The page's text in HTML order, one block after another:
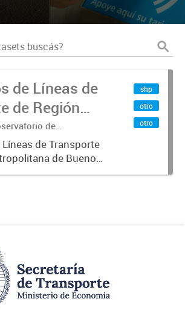
de Líneas de
de Región
de
(RMBA)
de
y Sistemasde Transporte
de Buenos
shp
otro
otro